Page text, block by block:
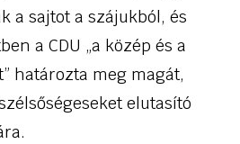
a sajtot a szájukból, és
a CDU „a közép és a
határozta meg magát,
elutasító